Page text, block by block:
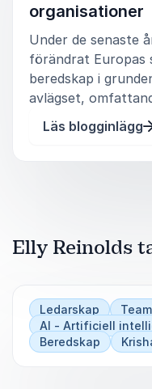
organisationer
Under de senaste
förändrat Europas
beredskap i
avlägset,
leveranskedjor,
Läs blogginlägg
Elly Reinolds
Ledarskap
AI - Artificiell
Beredskap